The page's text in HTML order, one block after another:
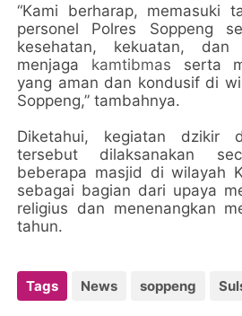
“Kami berharap, memasuki
personel Polres Soppeng
kesehatan, kekuatan, dan
menjaga kamtibmas serta
yang aman dan kondusif di
Soppeng,” tambahnya.
Diketahui, kegiatan dzikir
tersebut dilaksanakan
beberapa masjid di wilayah
sebagai bagian dari upaya
religius dan menenangkan
tahun.
Tags News soppeng